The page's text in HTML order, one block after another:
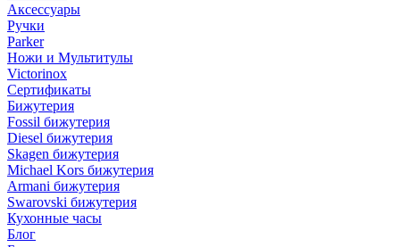
Аксессуары
Ручки
Parker
Ножи и Мультитулы
Victorinox
Сертификаты
Бижутерия
Fossil бижутерия
Diesel бижутерия
Skagen бижутерия
Michael Kors бижутерия
Armani бижутерия
Swarovski бижутерия
Кухонные часы
Блог